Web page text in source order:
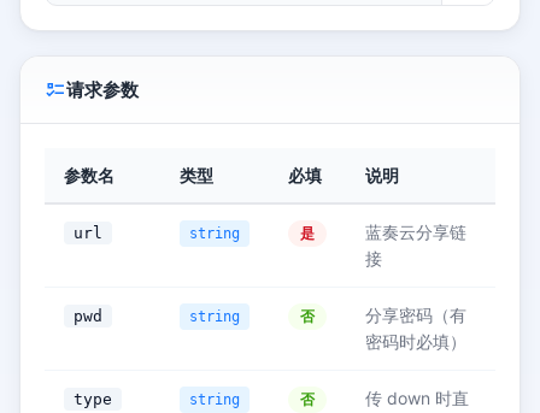
请求参数
参数名 类型 必填 说明
url string 是
蓝奏云分享链
接
pwd string 否
分享密码（有
密码时必填）
type string 否
传 down 时直